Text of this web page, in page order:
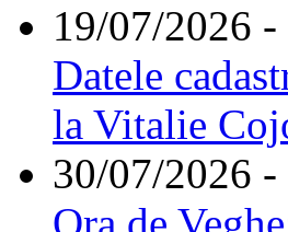
19/07/2026 -
Datele
la Vitalie
30/07/2026 -
Ora de